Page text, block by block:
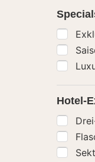
Hotel-